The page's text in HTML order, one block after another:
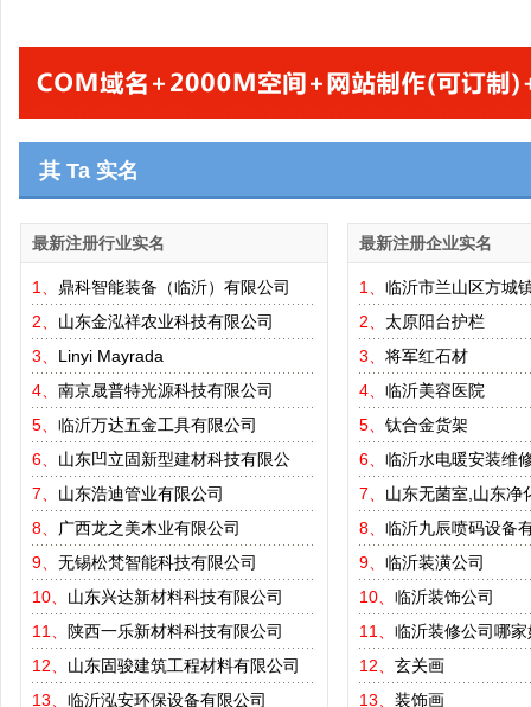
其 Ta 实名
最新注册行业实名
1、 鼎科智能装备（临沂）有限公司
2、 山东金泓祥农业科技有限公司
3、 Linyi Mayrada
4、 南京晟普特光源科技有限公司
5、 临沂万达五金工具有限公司
6、 山东凹立固新型建材科技有限公
7、 山东浩迪管业有限公司
8、
广西龙之美木业有限公司
9、 无锡松梵智能科技有限公司
10、 山东兴达新材料科技有限公司
11、
陕西一乐新材料科技有限公司
12、 山东固骏建筑工程材料有限公司
13、 临沂泓安环保设备有限公司
最新注册企业实名
1、 临沂市兰山区方城
2、 太原阳台护栏
3、 将军红石材
4、 临沂美容医院
5、 钛合金货架
6、 临沂水电暖安装维
7、 山东无菌室,山东净
8、 临沂九辰喷码设备
9、 临沂装潢公司
10、 临沂装饰公司
11、 临沂装修公司哪家
12、 玄关画
13、 装饰画